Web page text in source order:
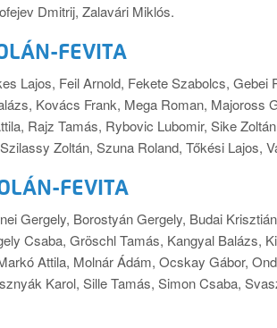
Dmitrij, Zalavári Miklós.
FEVITA
Lajos, Feil Arnold, Fekete Szabolcs, Gebei
Kovács Frank, Mega Roman, Majoross
Rajz Tamás, Rybovic Lubomir, Sike
Zoltán, Szuna Roland, Tőkési Lajos,
FEVITA
Gergely, Borostyán Gergely, Budai
Csaba, Gröschl Tamás, Kangyal Balázs,
Attila, Molnár Ádám, Ocskay Gábor,
Karol, Sille Tamás, Simon Csaba,